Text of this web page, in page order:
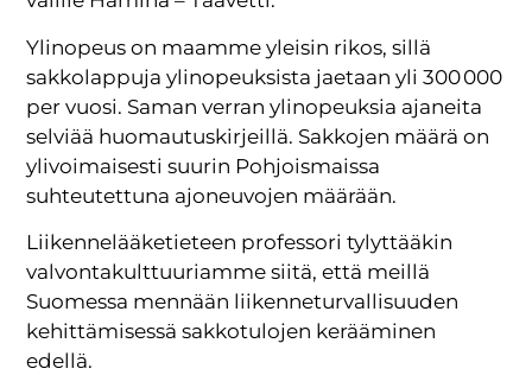
Ylinopeus on maamme yleisin rikos, sillä
sakkolappuja ylinopeuksista jaetaan yli 300 000
per vuosi. Saman verran ylinopeuksia ajaneita
selviää huomautuskirjeillä. Sakkojen määrä on
ylivoimaisesti suurin Pohjoismaissa
suhteutettuna ajoneuvojen määrään.
Liikennelääketieteen professori tylyttääkin
valvontakulttuuriamme siitä, että meillä
Suomessa mennään liikenneturvallisuuden
kehittämisessä sakkotulojen kerääminen
edellä.